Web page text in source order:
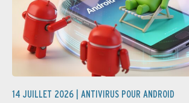
14 JUILLET 2026 | ANTIVIRUS POUR ANDROID